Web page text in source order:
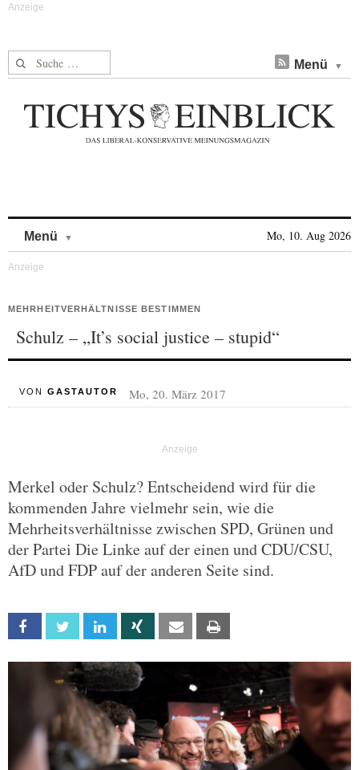
Suche nach: Menü
Menü Mo, 10. Aug 2026
MEHRHEITVERHÄLTNISSE BESTIMMEN
Schulz – „It’s social justice – stupid“
VON GASTAUTOR Mo, 20. März 2017
Merkel oder Schulz? Entscheidend wird für die
kommenden Jahre vielmehr sein, wie die
Mehrheitsverhältnisse zwischen SPD, Grünen und
der Partei Die Linke auf der einen und CDU/CSU,
AfD und FDP auf der anderen Seite sind.
Facebook Twitter Linkedin Xing Email